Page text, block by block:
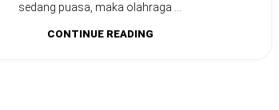
sedang puasa, maka olahraga ...
CONTINUE READING